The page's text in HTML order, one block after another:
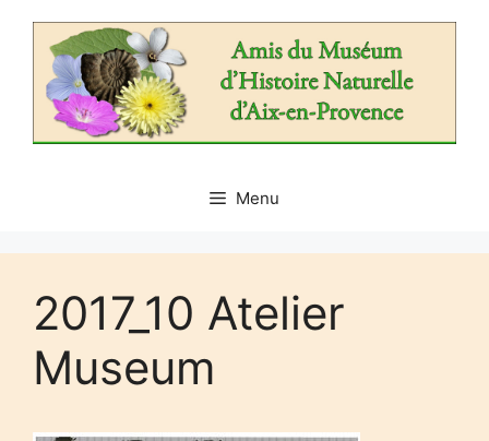
contenu
Menu
2017_10 Atelier
Museum